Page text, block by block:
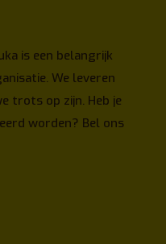
is een belangrijk
We leveren
trots op zijn. Heb je
worden? Bel ons